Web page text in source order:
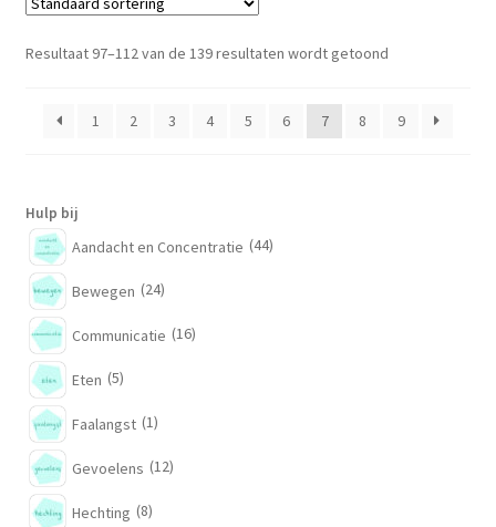
Resultaat 97–112 van de 139 resultaten wordt getoond
1 2 3 4 5 6 7 8 9
Hulp bij
Aandacht en Concentratie (44)
Bewegen (24)
Communicatie (16)
Eten (5)
Faalangst (1)
Gevoelens (12)
Hechting (8)